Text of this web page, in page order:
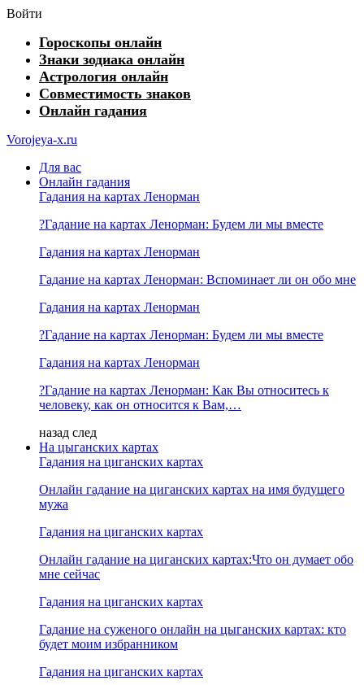
Войти
Гороскопы онлайн
Знаки зодиака онлайн
Астрология онлайн
Совместимость знаков
Онлайн гадания
Vorojeya-x.ru
Для вас
Онлайн гадания
Гадания на картах Ленорман
?Гадание на картах Ленорман: Будем ли мы вместе
Гадания на картах Ленорман
Гадание на картах Ленорман: Вспоминает ли он обо мне
Гадания на картах Ленорман
?Гадание на картах Ленорман: Будем ли мы вместе
Гадания на картах Ленорман
?Гадание на картах Ленорман: Как Вы относитесь к
человеку, как он относится к Вам,…
назад след
На цыганских картах
Гадания на циганских картах
Онлайн гадание на циганских картах на имя будущего
мужа
Гадания на циганских картах
Онлайн гадание на циганских картах:Что он думает обо
мне сейчас
Гадания на циганских картах
Гадание на суженого онлайн на цыганских картах: кто
будет моим избранником
Гадания на циганских картах